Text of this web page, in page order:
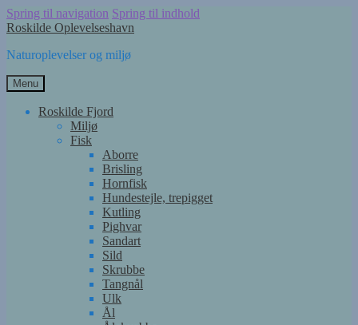
Spring til navigation Spring til indhold
Roskilde Oplevelseshavn
Naturoplevelser og miljø
Menu
Roskilde Fjord
Miljø
Fisk
Aborre
Brisling
Hornfisk
Hundestejle, trepigget
Kutling
Pighvar
Sandart
Sild
Skrubbe
Tangnål
Ulk
Ål